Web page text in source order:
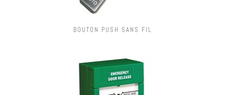
BOUTON PUSH SANS FIL